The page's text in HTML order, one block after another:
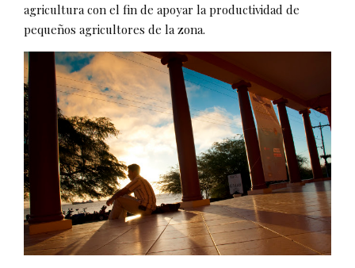
agricultura con el fin de apoyar la productividad de
pequeños agricultores de la zona.